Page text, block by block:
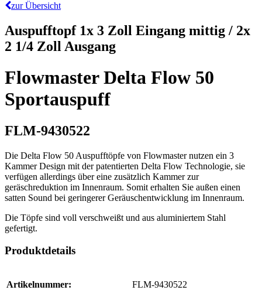
zur Übersicht
Auspufftopf 1x 3 Zoll Eingang mittig / 2x
2 1/4 Zoll Ausgang
Flowmaster Delta Flow 50
Sportauspuff
FLM-9430522
Die Delta Flow 50 Auspufftöpfe von Flowmaster nutzen ein 3
Kammer Design mit der patentierten Delta Flow Technologie, sie
verfügen allerdings über eine zusätzlich Kammer zur
geräschreduktion im Innenraum. Somit erhalten Sie außen einen
satten Sound bei geringerer Geräuschentwicklung im Innenraum.
Die Töpfe sind voll verschweißt und aus aluminiertem Stahl
gefertigt.
Produktdetails
Artikelnummer: FLM-9430522